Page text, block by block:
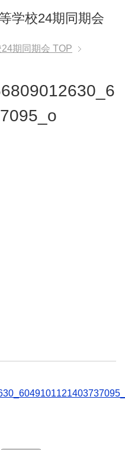
学校24期同期会
期同期会 TOP